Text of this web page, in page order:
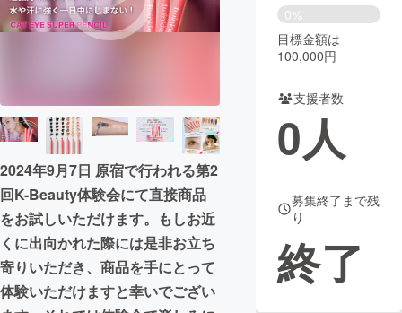
ビジネス・起業 チャレンジ
CAMPFIRE for Social Good CAMPFIRE Creation
CAMPFIREふるさと納税machi-ya コミュニティ
2024年9月7日 原宿で行われる第2
回K-Beauty体験会にて直接商品
をお試しいただけます。もしお近
くに出向かれた際には是非お立ち
寄りいただき、商品を手にとって
体験いただけますと幸いでござい
0%
目標金額は
100,000円
支援者数
0人
募集終了まで残
り
終了